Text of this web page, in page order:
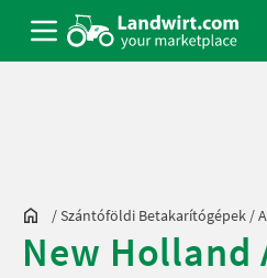
/Szántóföldi Betakarítógépek /
New Holland